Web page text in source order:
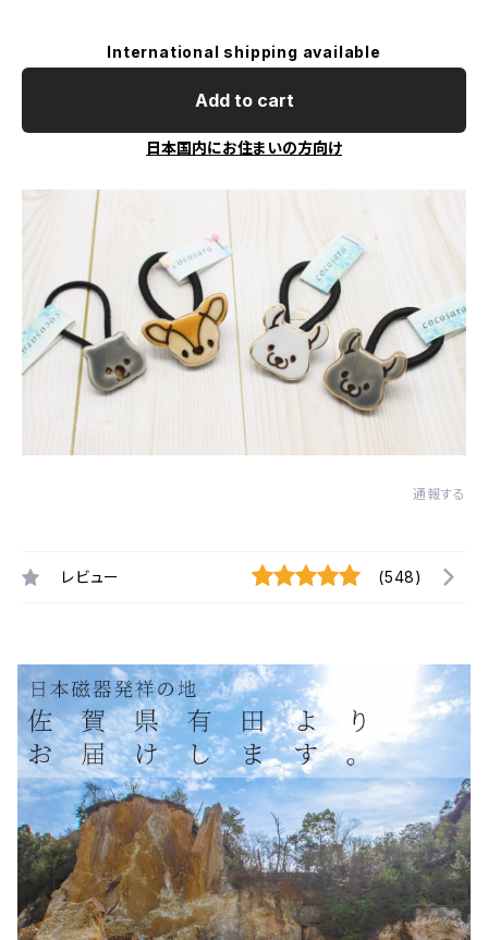
International shipping available
Add to cart
日本国内にお住まいの方向け
通報する
レビュー (548)